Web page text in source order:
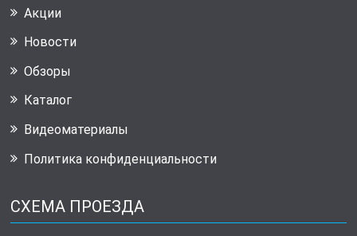
Акции
Новости
Обзоры
Каталог
Видеоматериалы
Политика конфиденциальности
СХЕМА ПРОЕЗДА